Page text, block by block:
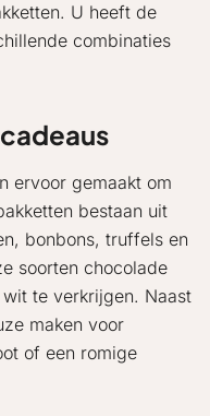
U heeft de
combinaties
ervoor gemaakt om
bestaan uit
bonbons, truffels en
soorten chocolade
te verkrijgen. Naast
maken voor
of een romige